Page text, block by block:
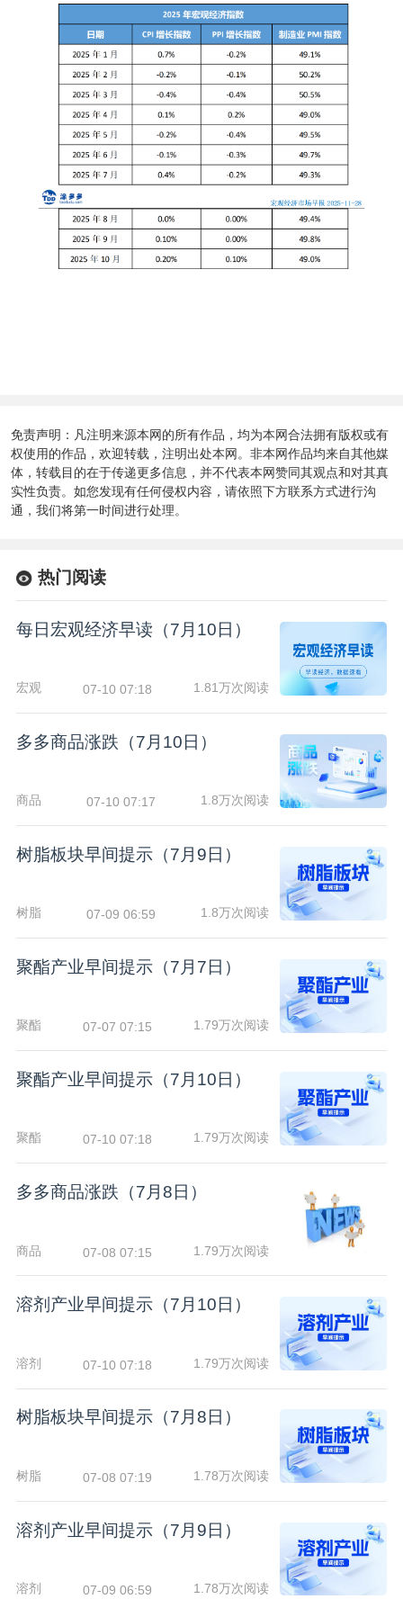
免责声明：凡注明来源本网的所有作品，均为本网合法拥有版权或有
权使用的作品，欢迎转载，注明出处本网。非本网作品均来自其他媒
体，转载目的在于传递更多信息，并不代表本网赞同其观点和对其真
实性负责。如您发现有任何侵权内容，请依照下方联系方式进行沟
通，我们将第一时间进行处理。
热门阅读
每日宏观经济早读（7月10日）
宏观 07-10 07:18 1.81万次阅读
多多商品涨跌（7月10日）
商品 07-10 07:17 1.8万次阅读
树脂板块早间提示（7月9日）
树脂 07-09 06:59 1.8万次阅读
聚酯产业早间提示（7月7日）
聚酯 07-07 07:15 1.79万次阅读
聚酯产业早间提示（7月10日）
聚酯 07-10 07:18 1.79万次阅读
多多商品涨跌（7月8日）
商品 07-08 07:15 1.79万次阅读
溶剂产业早间提示（7月10日）
溶剂 07-10 07:18 1.79万次阅读
树脂板块早间提示（7月8日）
树脂 07-08 07:19 1.78万次阅读
溶剂产业早间提示（7月9日）
溶剂 07-09 06:59 1.78万次阅读